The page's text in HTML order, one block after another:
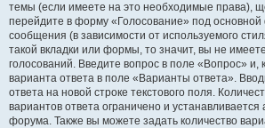
темы (если имеете на это необходимые права),
перейдите в форму «Голосование» под
сообщения (в зависимости от используемого
такой вкладки или формы, то значит, вы не
голосований. Введите вопрос в поле «Вопрос» и,
варианта ответа в поле «Варианты ответа».
ответа на новой строке текстового поля.
вариантов ответа ограничено и
форума. Также вы можете задать количество